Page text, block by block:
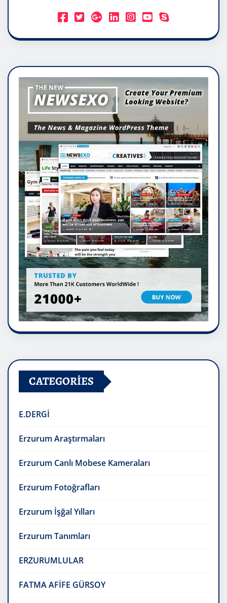
CATEGORIES
E.DERGİ
Erzurum Araştırmaları
Erzurum Canlı Mobese Kameraları
Erzurum Fotoğrafları
Erzurum İşğal Yılları
Erzurum Tanımları
ERZURUMLULAR
FATMA AFİFE GÜRSOY